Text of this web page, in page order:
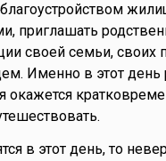
благоустройством
приглашать
своей семьи, своих
Именно в этот день
окажется
в этот день, то